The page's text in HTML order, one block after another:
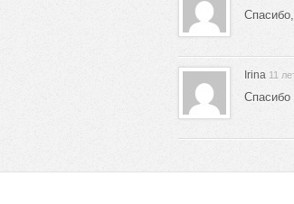
Irina 11
Спасибо